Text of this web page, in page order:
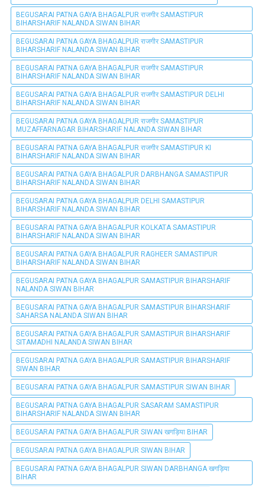
BEGUSARAI PATNA GAYA BHAGALPUR राजगीर SAMASTIPUR
BIHARSHARIF NALANDA SIWAN BIHAR
BEGUSARAI PATNA GAYA BHAGALPUR राजगीर SAMASTIPUR
BIHARSHARIF NALANDA SIWAN BIHAR
BEGUSARAI PATNA GAYA BHAGALPUR राजगीर SAMASTIPUR
BIHARSHARIF NALANDA SIWAN BIHAR
BEGUSARAI PATNA GAYA BHAGALPUR राजगीर SAMASTIPUR DELHI
BIHARSHARIF NALANDA SIWAN BIHAR
BEGUSARAI PATNA GAYA BHAGALPUR राजगीर SAMASTIPUR
MUZAFFARNAGAR BIHARSHARIF NALANDA SIWAN BIHAR
BEGUSARAI PATNA GAYA BHAGALPUR राजगीर SAMASTIPUR KI
BIHARSHARIF NALANDA SIWAN BIHAR
BEGUSARAI PATNA GAYA BHAGALPUR DARBHANGA SAMASTIPUR
BIHARSHARIF NALANDA SIWAN BIHAR
BEGUSARAI PATNA GAYA BHAGALPUR DELHI SAMASTIPUR
BIHARSHARIF NALANDA SIWAN BIHAR
BEGUSARAI PATNA GAYA BHAGALPUR KOLKATA SAMASTIPUR
BIHARSHARIF NALANDA SIWAN BIHAR
BEGUSARAI PATNA GAYA BHAGALPUR RAGHEER SAMASTIPUR
BIHARSHARIF NALANDA SIWAN BIHAR
BEGUSARAI PATNA GAYA BHAGALPUR SAMASTIPUR BIHARSHARIF
NALANDA SIWAN BIHAR
BEGUSARAI PATNA GAYA BHAGALPUR SAMASTIPUR BIHARSHARIF
SAHARSA NALANDA SIWAN BIHAR
BEGUSARAI PATNA GAYA BHAGALPUR SAMASTIPUR BIHARSHARIF
SITAMADHI NALANDA SIWAN BIHAR
BEGUSARAI PATNA GAYA BHAGALPUR SAMASTIPUR BIHARSHARIF
SIWAN BIHAR
BEGUSARAI PATNA GAYA BHAGALPUR SAMASTIPUR SIWAN BIHAR
BEGUSARAI PATNA GAYA BHAGALPUR SASARAM SAMASTIPUR
BIHARSHARIF NALANDA SIWAN BIHAR
BEGUSARAI PATNA GAYA BHAGALPUR SIWAN खगड़िया BIHAR
BEGUSARAI PATNA GAYA BHAGALPUR SIWAN BIHAR
BEGUSARAI PATNA GAYA BHAGALPUR SIWAN DARBHANGA खगड़िया
BIHAR